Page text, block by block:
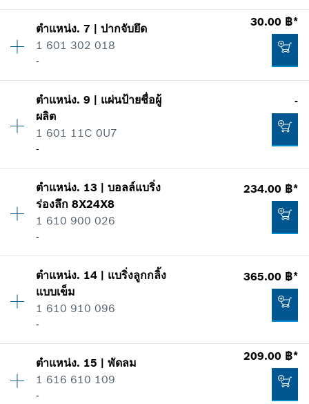
เพิ่มในตะกร้าสินค้า
702.00 ฿*
เพิ่มในตะกร้าสินค้า
แสดงในรูป
482.00 ฿*
ปริมาณ 1
ราคากลุ่ม: 13
รายการการใช้
แสดงในรูป
55.00 ฿*
ตำแหน่ง.7 |ปากจับยึด
1 601 302 018
-
30.00 ฿*
ปริมาณ 1
ราคากลุ่ม
ข้อมูลชิ้นส่วนอะไหล่
แสดงในรูป
30.00 ฿*
ราคาทั้งหมดไม่รวมภาษีมูลค่าเพิ่ม
ตำแหน่ง.9 | แผ่นป้ายชื่อผู้
ผลิต
1 601 11C 0U7
-
-
ปริมาณ 2
ราคากลุ่ม:-
ข้อมูลชิ้นส่วนอะไหล่
แสดงในรูป
-
ตำแหน่ง. 13 |บอลล์แบริ่ง
ร่องลึก 8X24X8
1 610 900 026
-
234.00 ฿*
ปริมาณ 1
ราคากลุ่ม
ข้อมูลชิ้นส่วนอะไหล่
แสดงในรูป
ตำแหน่ง. 14 | แบริ่งลูกกลิ้ง
แบบเข็ม
1 610 910 096
-
365.00 ฿*
ปริมาณ 1
ราคากลุ่ม: 30
ตำแหน่ง. 15 |พัดลม
1 616 610 109
-
209.00 ฿*